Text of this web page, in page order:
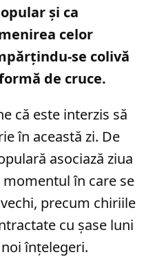
și ca
celor
se colivă
de cruce.
că este interzis să
în această zi. De
asociază ziua
în care se
precum chiriile
cu șase luni
înțelegeri.